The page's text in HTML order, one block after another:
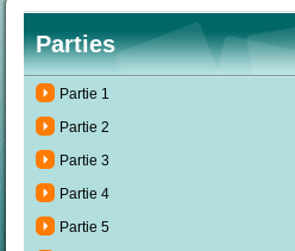
Parties
Partie 1
Partie 2
Partie 3
Partie 4
Partie 5